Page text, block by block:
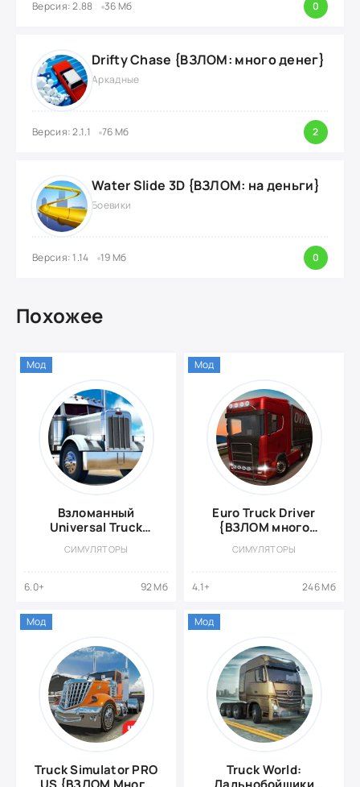
Версия: 2.88 36 Мб 0
Drifty Chase {ВЗЛОМ: много денег}
Аркадные
Версия: 2.1.1 76 Мб 2
Water Slide 3D {ВЗЛОМ: на деньги}
Боевики
Версия: 1.14 19 Мб 0
Похожее
Взломанный
Universal Truck
много денег}
СИМУЛЯТОРЫ
6.0+ 92 Мб
Мод
Euro Truck Driver
{ВЗЛОМ много
СИМУЛЯТОРЫ
4.1+ 246 Мб
Мод
Truck Simulator PRO
Мод
Truck World:
Мод